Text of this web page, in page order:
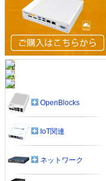
OpenBlocks
IoT関連
ネットワーク